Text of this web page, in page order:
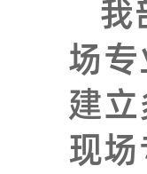
我
场
建
现